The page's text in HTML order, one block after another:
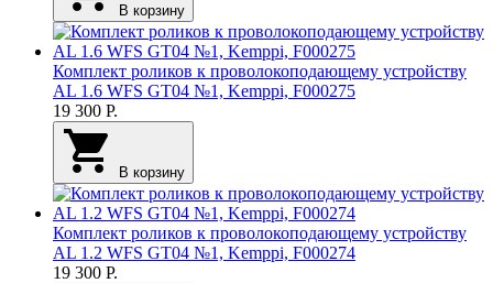
В корзину
Комплект роликов к проволокоподающему устройству
AL 1.6 WFS GT04 №1, Kemppi, F000275
19 300 Р.
В корзину
Комплект роликов к проволокоподающему устройству
AL 1.2 WFS GT04 №1, Kemppi, F000274
19 300 Р.